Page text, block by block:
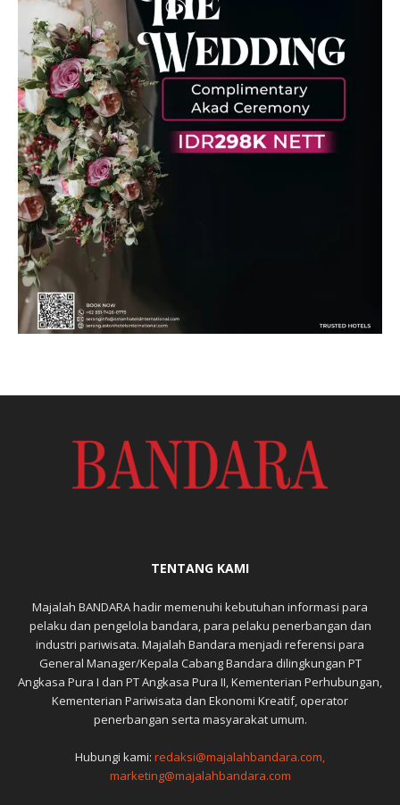
TENTANG KAMI
Majalah BANDARA hadir memenuhi kebutuhan informasi para
pelaku dan pengelola bandara, para pelaku penerbangan dan
industri pariwisata. Majalah Bandara menjadi referensi para
General Manager/Kepala Cabang Bandara dilingkungan PT
Angkasa Pura I dan PT Angkasa Pura II, Kementerian Perhubungan,
Kementerian Pariwisata dan Ekonomi Kreatif, operator
penerbangan serta masyarakat umum.
Hubungi kami: redaksi@majalahbandara.com,
marketing@majalahbandara.com